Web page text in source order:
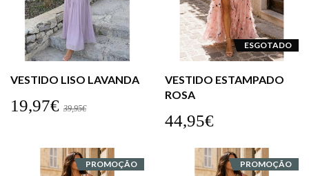
VESTIDO LISO LAVANDA
19,97€ 39,95€
ESGOTADO
VESTIDO ESTAMPADO
ROSA
44,95€
PROMOÇÃO PROMOÇÃO